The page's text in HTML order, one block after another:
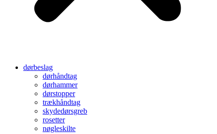
dørbeslag
dørhåndtag
dørhammer
dørstopper
trækhåndtag
skydedørsgreb
rosetter
nøgleskilte